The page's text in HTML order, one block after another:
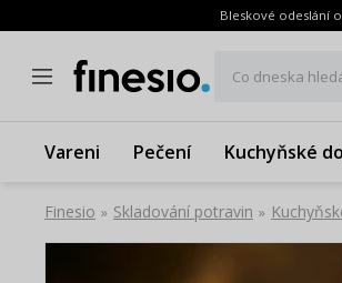
Bleskové odeslání
Co dneska
Vareni Pečení Kuchyňské
Finesio » Skladování potravin »